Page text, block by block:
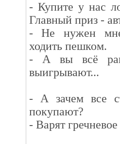
- Купите у нас
Главный приз -
- Не нужен
ходить пешком.
- А вы всё
выигрывают...
- А зачем все
покупают?
- Варят